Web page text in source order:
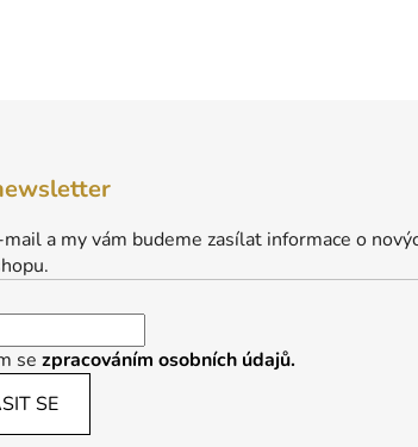
p
s
a my vám budeme zasílat informace o
se zpracováním osobních údajů.
SE